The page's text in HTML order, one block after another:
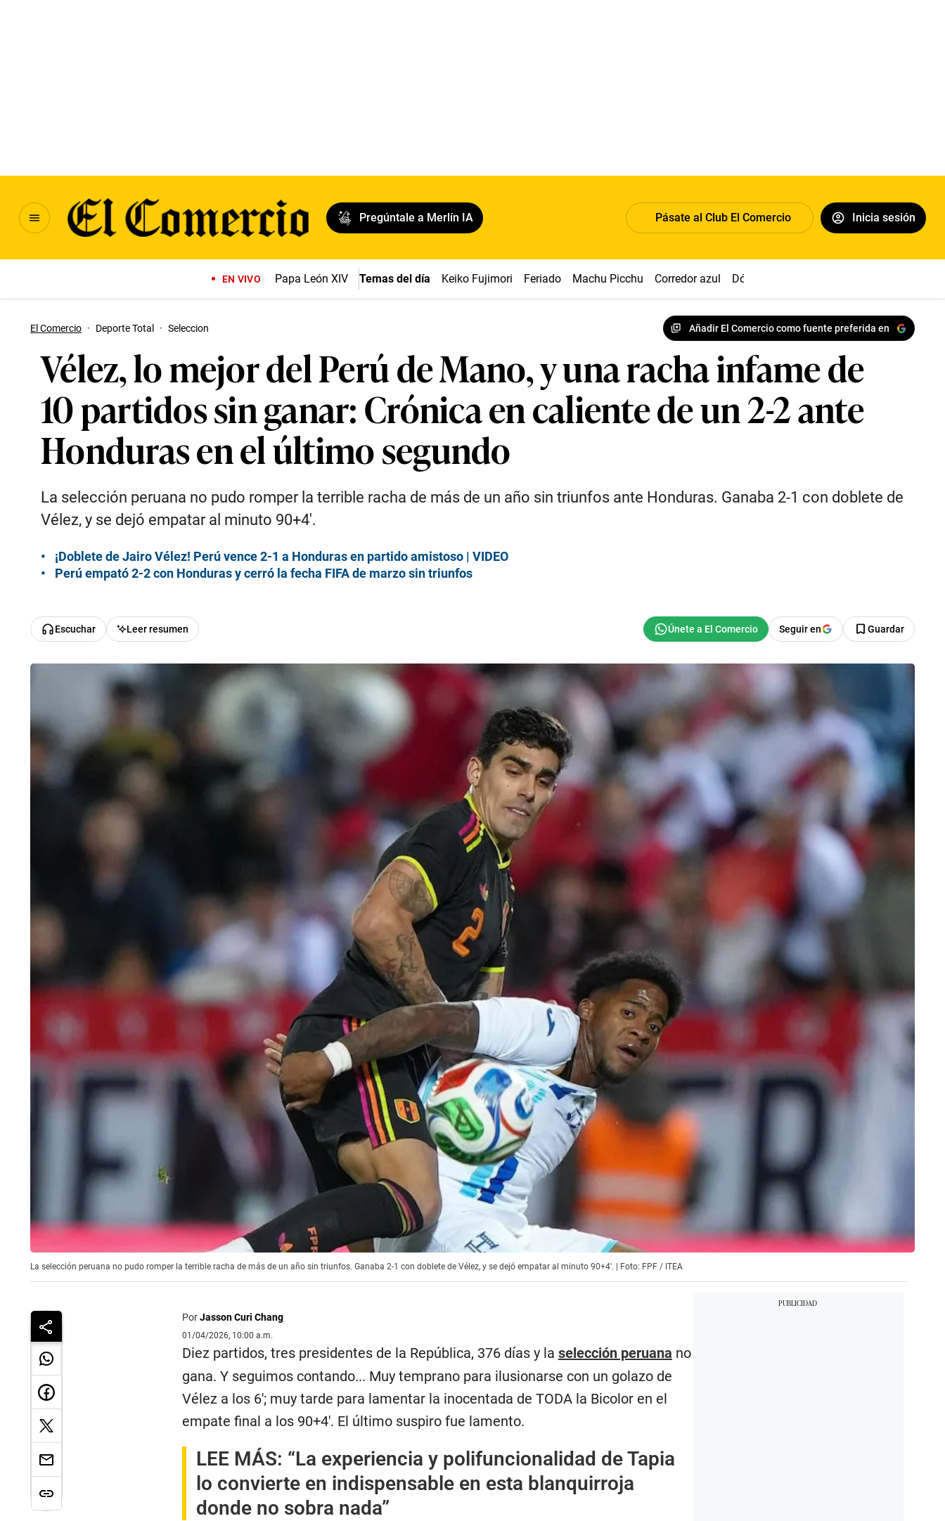
Pregúntale a Merlín IA Pásate al Club El Comercio Inicia sesión
EN VIVO Papa León XIV Temas del día Keiko Fujimori Feriado Machu Picchu Corredor azul Dólar
El Comercio · Deporte Total · Seleccion Añadir El Comercio como fuente preferida en
Vélez, lo mejor del Perú de Mano, y una racha infame de
10 partidos sin ganar: Crónica en caliente de un 2-2 ante
Honduras en el último segundo
La selección peruana no pudo romper la terrible racha de más de un año sin triunfos ante Honduras. Ganaba 2-1 con doblete de
Vélez, y se dejó empatar al minuto 90+4′.
¡Doblete de Jairo Vélez! Perú vence 2-1 a Honduras en partido amistoso | VIDEO
Perú empató 2-2 con Honduras y cerró la fecha FIFA de marzo sin triunfos
Escuchar Leer resumen Seguir en Guardar
La selección peruana no pudo romper la terrible racha de más de un año sin triunfos. Ganaba 2-1 con doblete de Vélez, y se dejó empatar al minuto 90+4′. | Foto: FPF / ITEA
PorJasson Curi Chang
01/04/2026, 10:00 a.m.
Diez partidos, tres presidentes de la República, 376 días y la selección peruana no
gana. Y seguimos contando... Muy temprano para ilusionarse con un golazo de
Vélez a los 6′; muy tarde para lamentar la inocentada de TODA la Bicolor en el
empate final a los 90+4′. El último suspiro fue lamento.
LEE MÁS: “La experiencia y polifuncionalidad de Tapia
lo convierte en indispensable en esta blanquirroja
donde no sobra nada”